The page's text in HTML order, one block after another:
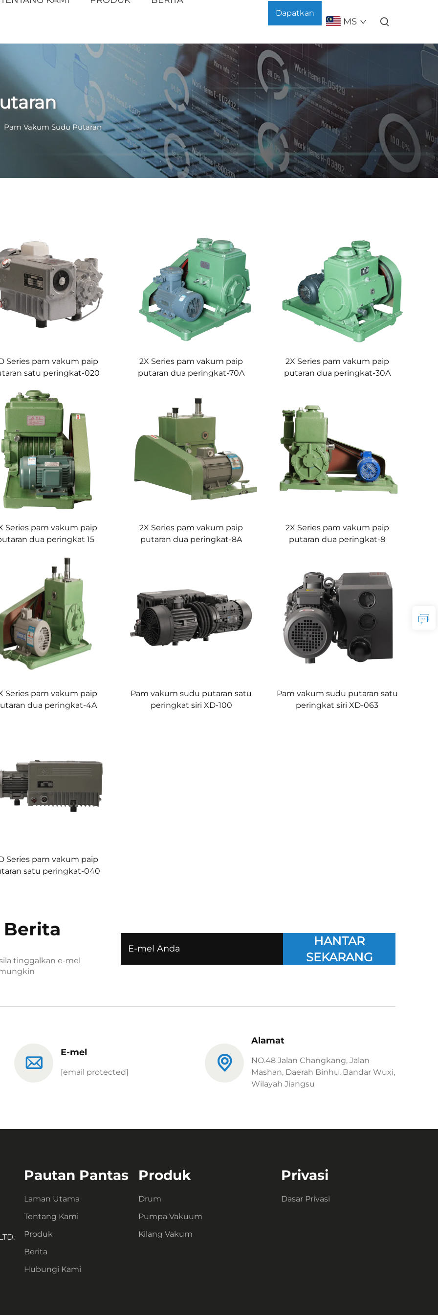
Dapatkan
MS
Pam Vakum Sudu Putaran
Series pam vakum paip
satu peringkat-020
2X Series pam vakum paip
putaran dua peringkat-70A
2X Series pam vakum paip
putaran dua peringkat-30A
Series pam vakum paip
dua peringkat 15
2X Series pam vakum paip
putaran dua peringkat-8A
2X Series pam vakum paip
putaran dua peringkat-8
Series pam vakum paip
dua peringkat-4A
Pam vakum sudu putaran satu
peringkat siri XD-100
Pam vakum sudu putaran satu
peringkat siri XD-063
Series pam vakum paip
satu peringkat-040
tinggalkan e-mel
HANTAR
SEKARANG
E-mel
[email protected]
Alamat
NO.48 Jalan Changkang, Jalan
Mashan, Daerah Binhu, Bandar Wuxi,
Wilayah Jiangsu
Pautan Pantas
Laman Utama
Tentang Kami
Produk
Berita
Hubungi Kami
Produk
Drum
Pumpa Vakuum
Kilang Vakum
Privasi
Dasar Privasi